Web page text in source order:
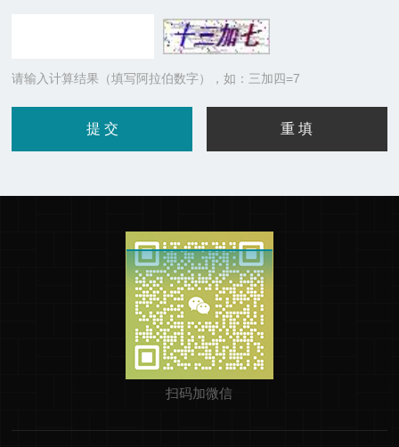
请输入计算结果（填写阿拉伯数字），如：三加四=7
扫码加微信